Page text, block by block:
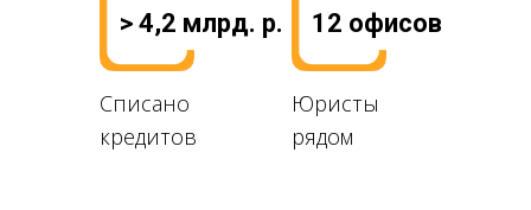
Списано
кредитов
> 4,2 млрд. р. 12 офисов
Юристы
рядом